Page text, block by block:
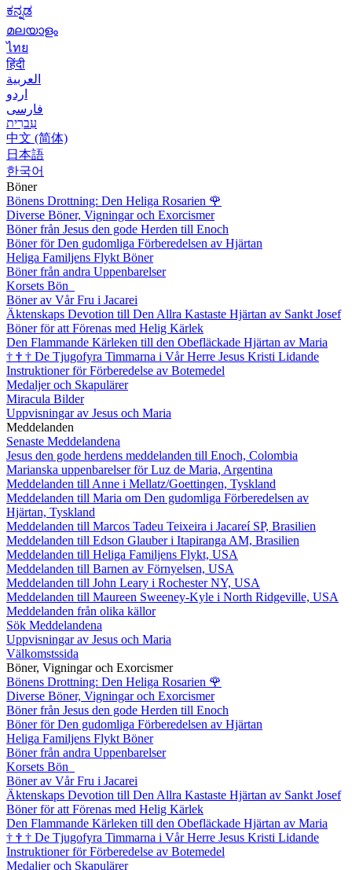
ಕನ್ನಡ
മലയാളം
ไทย
हिंदी
العربية
اردو
فارسی
עִברִית
中文 (简体)
日本語
한국어
Böner
Bönens Drottning: Den Heliga Rosarien 🌹
Diverse Böner, Vigningar och Exorcismer
Böner från Jesus den gode Herden till Enoch
Böner för Den gudomliga Förberedelsen av Hjärtan
Heliga Familjens Flykt Böner
Böner från andra Uppenbarelser
Korsets Bön
Böner av Vår Fru i Jacarei
Äktenskaps Devotion till Den Allra Kastaste Hjärtan av Sankt Josef
Böner för att Förenas med Helig Kärlek
Den Flammande Kärleken till den Obefläckade Hjärtan av Maria
† † † De Tjugofyra Timmarna i Vår Herre Jesus Kristi Lidande
Instruktioner för Förberedelse av Botemedel
Medaljer och Skapulärer
Miracula Bilder
Uppvisningar av Jesus och Maria
Meddelanden
Senaste Meddelandena
Jesus den gode herdens meddelanden till Enoch, Colombia
Marianska uppenbarelser för Luz de Maria, Argentina
Meddelanden till Anne i Mellatz/Goettingen, Tyskland
Meddelanden till Maria om Den gudomliga Förberedelsen av
Hjärtan, Tyskland
Meddelanden till Marcos Tadeu Teixeira i Jacareí SP, Brasilien
Meddelanden till Edson Glauber i Itapiranga AM, Brasilien
Meddelanden till Heliga Familjens Flykt, USA
Meddelanden till Barnen av Förnyelsen, USA
Meddelanden till John Leary i Rochester NY, USA
Meddelanden till Maureen Sweeney-Kyle i North Ridgeville, USA
Meddelanden från olika källor
Sök Meddelandena
Uppvisningar av Jesus och Maria
Välkomstssida
Böner, Vigningar och Exorcismer
Bönens Drottning: Den Heliga Rosarien 🌹
Diverse Böner, Vigningar och Exorcismer
Böner från Jesus den gode Herden till Enoch
Böner för Den gudomliga Förberedelsen av Hjärtan
Heliga Familjens Flykt Böner
Böner från andra Uppenbarelser
Korsets Bön
Böner av Vår Fru i Jacarei
Äktenskaps Devotion till Den Allra Kastaste Hjärtan av Sankt Josef
Böner för att Förenas med Helig Kärlek
Den Flammande Kärleken till den Obefläckade Hjärtan av Maria
† † † De Tjugofyra Timmarna i Vår Herre Jesus Kristi Lidande
Instruktioner för Förberedelse av Botemedel
Medaljer och Skapulärer